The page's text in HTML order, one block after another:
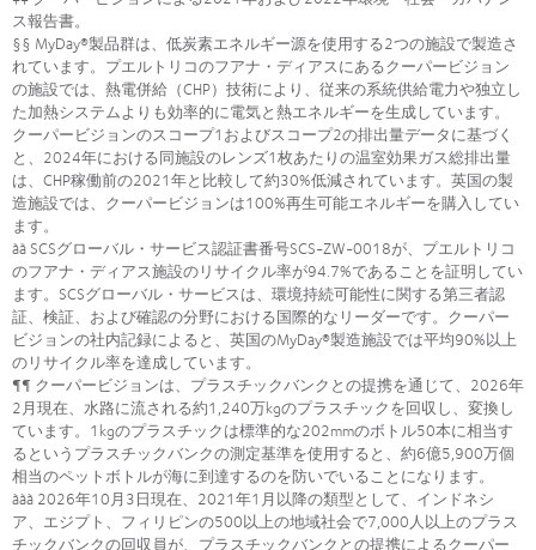
ス報告書。
§§ MyDay®製品群は、低炭素エネルギー源を使用する2つの施設で製造さ
れています。プエルトリコのフアナ・ディアスにあるクーパービジョン
の施設では、熱電併給（CHP）技術により、従来の系統供給電力や独立し
た加熱システムよりも効率的に電気と熱エネルギーを生成しています。
クーパービジョンのスコープ1およびスコープ2の排出量データに基づく
と、2024年における同施設のレンズ1枚あたりの温室効果ガス総排出量
は、CHP稼働前の2021年と比較して約30%低減されています。英国の製
造施設では、クーパービジョンは100%再生可能エネルギーを購入してい
ます。
àà SCSグローバル・サービス認証書番号SCS-ZW-0018が、プエルトリコ
のフアナ・ディアス施設のリサイクル率が94.7%であることを証明してい
ます。SCSグローバル・サービスは、環境持続可能性に関する第三者認
証、検証、および確認の分野における国際的なリーダーです。クーパー
ビジョンの社内記録によると、英国のMyDay®製造施設では平均90%以上
のリサイクル率を達成しています。
¶¶ クーパービジョンは、プラスチックバンクとの提携を通じて、2026年
2月現在、水路に流される約1,240万kgのプラスチックを回収し、変換し
ています。1kgのプラスチックは標準的な202mmのボトル50本に相当す
るというプラスチックバンクの測定基準を使用すると、約6億5,900万個
相当のペットボトルが海に到達するのを防いでいることになります。
ààà 2026年10月3日現在、2021年1月以降の類型として、インドネシ
ア、エジプト、フィリピンの500以上の地域社会で7,000人以上のプラス
チックバンクの回収員が、プラスチックバンクとの提携によるクーパー